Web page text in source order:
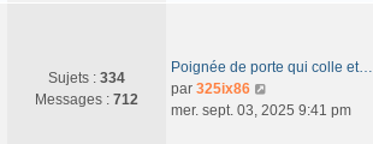
m
s
r
i
t
r
Sujets : 334
Messages : 712
Poignée de porte qui colle et…
par 325ix86
o
mer. sept. 03, 2025 9:41 pm